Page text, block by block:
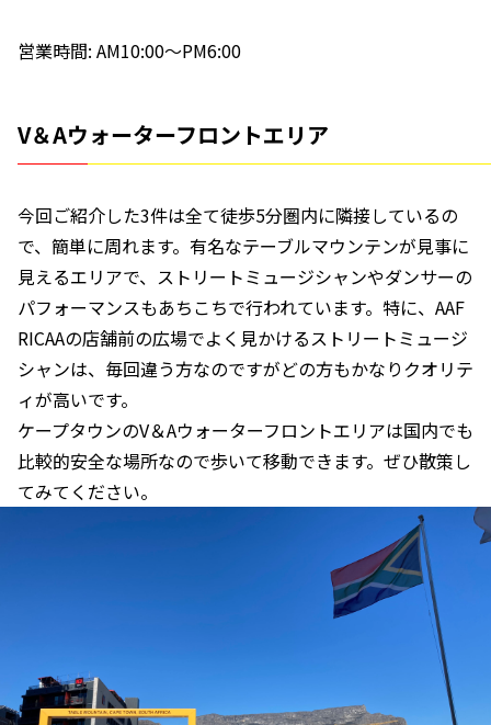
営業時間: AM10:00〜PM6:00
V＆Aウォーターフロントエリア
今回ご紹介した3件は全て徒歩5分圏内に隣接しているの
で、簡単に周れます。有名なテーブルマウンテンが見事に
見えるエリアで、ストリートミュージシャンやダンサーの
パフォーマンスもあちこちで行われています。特に、AAF
RICAAの店舗前の広場でよく見かけるストリートミュージ
シャンは、毎回違う方なのですがどの方もかなりクオリテ
ィが高いです。
ケープタウンのV＆Aウォーターフロントエリアは国内でも
比較的安全な場所なので歩いて移動できます。ぜひ散策し
てみてください。